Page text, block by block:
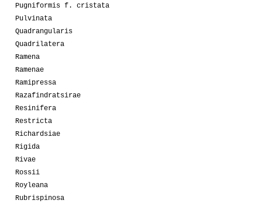
Pugniformis f. cristata
Pulvinata
Quadrangularis
Quadrilatera
Ramena
Ramenae
Ramipressa
Razafindratsirae
Resinifera
Restricta
Richardsiae
Rigida
Rivae
Rossii
Royleana
Rubrispinosa